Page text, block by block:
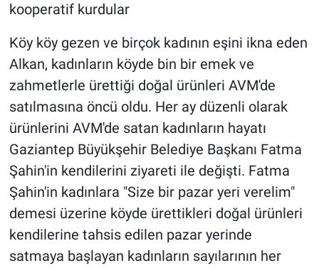
kooperatif kurdular
Köy köy gezen ve birçok kadının eşini ikna eden
Alkan, kadınların köyde bin bir emek ve
zahmetlerle ürettiği doğal ürünleri AVM'de
satılmasına öncü oldu. Her ay düzenli olarak
ürünlerini AVM'de satan kadınların hayatı
Gaziantep Büyükşehir Belediye Başkanı Fatma
Şahin'in kendilerini ziyareti ile değişti. Fatma
Şahin'in kadınlara "Size bir pazar yeri verelim"
demesi üzerine köyde ürettikleri doğal ürünleri
kendilerine tahsis edilen pazar yerinde
satmaya başlayan kadınların sayılarının her